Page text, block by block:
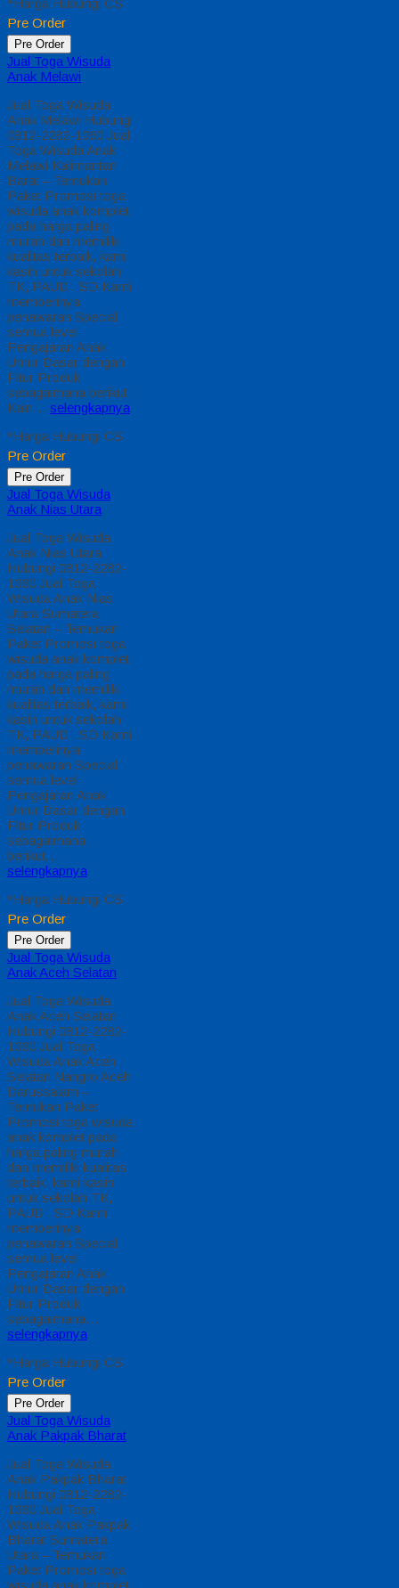
*Harga Hubungi CS
Pre Order
Pre Order
Jual Toga Wisuda
Anak Melawi
Jual Toga Wisuda
Anak Melawi Hubungi
0812-2282-1060 Jual
Toga Wisuda Anak
Melawi Kalimantan
Barat – Temukan
Paket Promosi toga
wisuda anak komplet
pada harga paling
murah dan memiliki
kualitas terbaik, kami
kasih untuk sekolah
TK, PAUD , SD Kami
memberinya
penawaran Special
semua level
Pengajaran Anak
Umur Dasar dengan
Fitur Produk
sebagaimana berikut :
Kain… selengkapnya
*Harga Hubungi CS
Pre Order
Pre Order
Jual Toga Wisuda
Anak Nias Utara
Jual Toga Wisuda
Anak Nias Utara
Hubungi 0812-2282-
1060 Jual Toga
Wisuda Anak Nias
Utara Sumatera
Selatan – Temukan
Paket Promosi toga
wisuda anak komplet
pada harga paling
murah dan memiliki
kualitas terbaik, kami
kasih untuk sekolah
TK, PAUD , SD Kami
memberinya
penawaran Special
semua level
Pengajaran Anak
Umur Dasar dengan
Fitur Produk
sebagaimana
berikut…
selengkapnya
*Harga Hubungi CS
Pre Order
Pre Order
Jual Toga Wisuda
Anak Aceh Selatan
Jual Toga Wisuda
Anak Aceh Selatan
Hubungi 0812-2282-
1060 Jual Toga
Wisuda Anak Aceh
Selatan Nangro Aceh
Darussalam –
Temukan Paket
Promosi toga wisuda
anak komplet pada
harga paling murah
dan memiliki kualitas
terbaik, kami kasih
untuk sekolah TK,
PAUD , SD Kami
memberinya
penawaran Special
semua level
Pengajaran Anak
Umur Dasar dengan
Fitur Produk
sebagaimana…
selengkapnya
*Harga Hubungi CS
Pre Order
Pre Order
Jual Toga Wisuda
Anak Pakpak Bharat
Jual Toga Wisuda
Anak Pakpak Bharat
Hubungi 0812-2282-
1060 Jual Toga
Wisuda Anak Pakpak
Bharat Sumatera
Utara – Temukan
Paket Promosi toga